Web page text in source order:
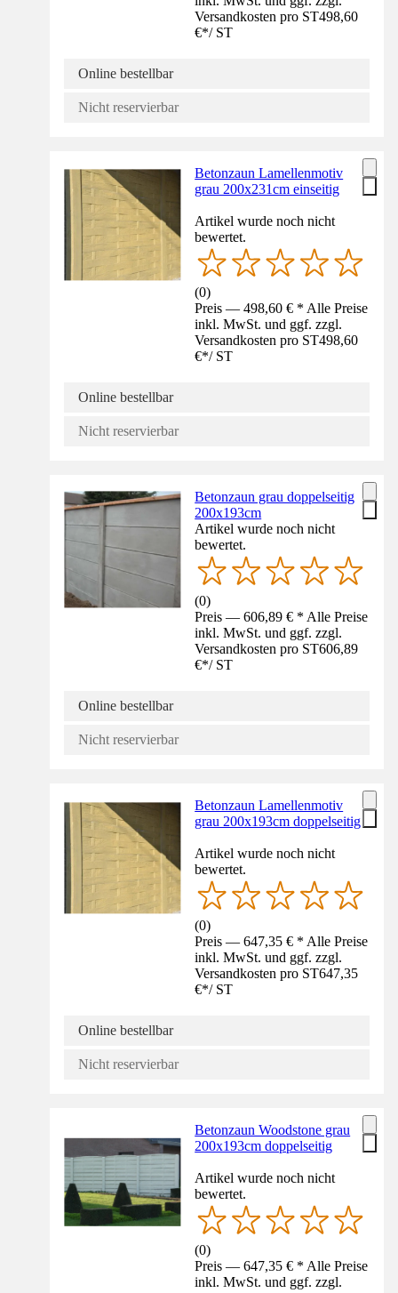
Versandkosten pro ST498,60
€*/ ST
Online bestellbar
Nicht reservierbar
Betonzaun Lamellenmotiv
grau 200x231cm einseitig
Artikel wurde noch nicht
bewertet.
(0)
Preis — 498,60 € * Alle Preise
inkl. MwSt. und ggf. zzgl.
Versandkosten pro ST498,60
€*/ ST
Online bestellbar
Nicht reservierbar
Betonzaun grau doppelseitig
200x193cm
Artikel wurde noch nicht
bewertet.
(0)
Preis — 606,89 € * Alle Preise
inkl. MwSt. und ggf. zzgl.
Versandkosten pro ST606,89
€*/ ST
Online bestellbar
Nicht reservierbar
Betonzaun Lamellenmotiv
grau 200x193cm doppelseitig
Artikel wurde noch nicht
bewertet.
(0)
Preis — 647,35 € * Alle Preise
inkl. MwSt. und ggf. zzgl.
Versandkosten pro ST647,35
€*/ ST
Online bestellbar
Nicht reservierbar
Betonzaun Woodstone grau
200x193cm doppelseitig
Artikel wurde noch nicht
bewertet.
(0)
Preis — 647,35 € * Alle Preise
inkl. MwSt. und ggf. zzgl.